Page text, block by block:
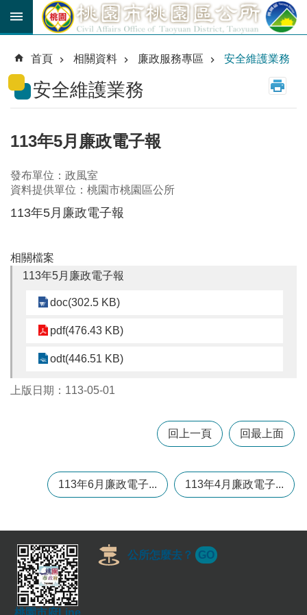
跳到主要內容區塊
育
貼
公
路
線
市
民
階
搜
尋
紹
民
資
訊
機
關
通
首頁 相關資料 廉政服務專區 安全維護業務
安全維護業務
113年5月廉政電子報
發布單位：政風室
資料提供單位：桃園市桃園區公所
113年5月廉政電子報
相關檔案
113年5月廉政電子報
doc(302.5 KB)
pdf(476.43 KB)
odt(446.51 KB)
上版日期：113-05-01
回上一頁 回最上面
113年6月廉政電子... 113年4月廉政電子...
桃園市府Line
公所怎麼去？ GO